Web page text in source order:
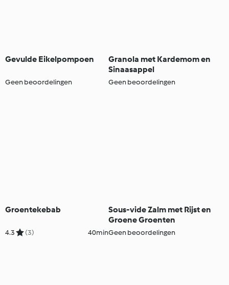
Gevulde Eikelpompoen
Geen beoordelingen
Granola met Kardemom en
Sinaasappel
Geen beoordelingen
Groentekebab
4.3 (3) 40min
Sous-vide Zalm met Rijst en
Groene Groenten
Geen beoordelingen